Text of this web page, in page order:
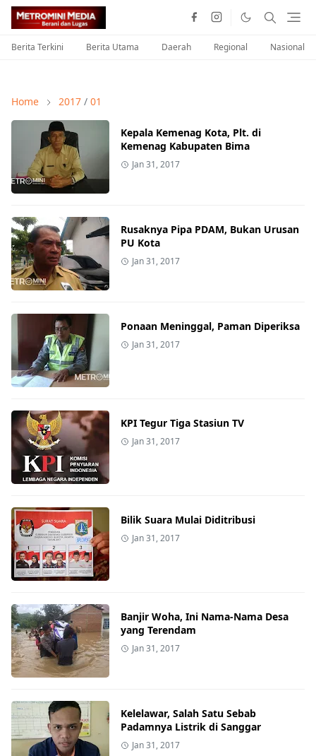
Berita Terkini Berita Utama Daerah Regional Nasional
Home 2017 / 01
Kepala Kemenag Kota, Plt. di
Kemenag Kabupaten Bima
Jan 31, 2017
Rusaknya Pipa PDAM, Bukan Urusan
PU Kota
Jan 31, 2017
Ponaan Meninggal, Paman Diperiksa
Jan 31, 2017
KPI Tegur Tiga Stasiun TV
Jan 31, 2017
Bilik Suara Mulai Diditribusi
Jan 31, 2017
Banjir Woha, Ini Nama-Nama Desa
yang Terendam
Jan 31, 2017
Kelelawar, Salah Satu Sebab
Padamnya Listrik di Sanggar
Jan 31, 2017